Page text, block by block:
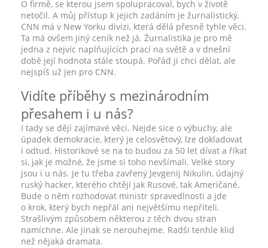
O firmě, se kterou jsem spolupracoval, bych v životě
netočil. A můj přístup k jejich zadáním je žurnalistický.
CNN má v New Yorku divizi, která dělá přesně tyhle věci.
Ta má ovšem jiný ceník než já. Žurnalistika je pro mě
jedna z nejvíc naplňujících prací na světě a v dnešní
době její hodnota stále stoupá. Pořád ji chci dělat, ale
nejspíš už jen pro CNN.
Vidíte příběhy s mezinárodním
přesahem i u nás?
I tady se dějí zajímavé věci. Nejde sice o výbuchy, ale
úpadek demokracie, který je celosvětový, lze dokladovat
i odtud. Historikové se na to budou za 50 let dívat a říkat
si, jak je možné, že jsme si toho nevšímali. Velké story
jsou i u nás. Je tu třeba zavřený Jevgenij Nikulin, údajný
ruský hacker, kterého chtějí jak Rusové, tak Američané.
Bude o něm rozhodovat ministr spravedlnosti a jde
o krok, který bych nepřál ani největšímu nepříteli.
Strašlivým způsobem některou z těch dvou stran
namíchne. Ale jinak se nerouhejme. Radši tenhle klid
než nějaká dramata.